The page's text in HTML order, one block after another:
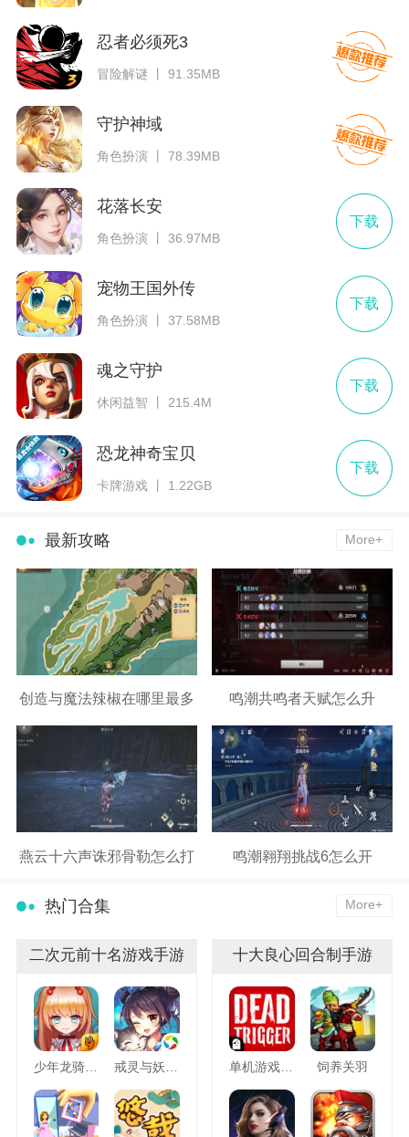
忍者必须死3
冒险解谜 丨 91.35MB
守护神域
角色扮演 丨 78.39MB
花落长安
角色扮演 丨 36.97MB
下载
宠物王国外传
角色扮演 丨 37.58MB
下载
魂之守护
休闲益智 丨 215.4M
下载
恐龙神奇宝贝
卡牌游戏 丨 1.22GB
下载
最新攻略 More+
创造与魔法辣椒在哪里最多 鸣潮共鸣者天赋怎么升
燕云十六声诛邪骨勒怎么打 鸣潮翱翔挑战6怎么开
热门合集 More+
二次元前十名游戏手游
少年龙骑士九游版 戒灵与妖同行
十大良心回合制手游
单机游戏死亡扳机 饲养关羽